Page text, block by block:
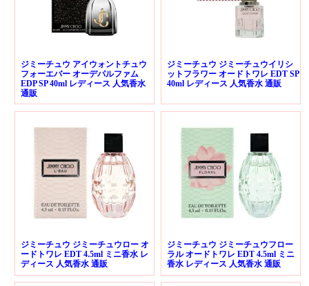
ジミーチュウ アイウォントチュウ
フォーエバー オーデパルファム
EDP SP 40ml レディース 人気香水
通販
ジミーチュウ ジミーチュウイリシ
ットフラワー オードトワレ EDT SP
40ml レディース 人気香水 通販
ジミーチュウ ジミーチュウロー オ
ードトワレ EDT 4.5ml ミニ香水 レ
ディース 人気香水 通販
ジミーチュウ ジミーチュウフロー
ラル オードトワレ EDT 4.5ml ミニ
香水 レディース 人気香水 通販